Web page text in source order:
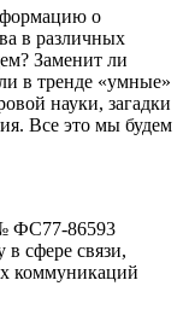
о
в различных
Заменит ли
в тренде «умные»
науки, загадки
Все это мы будем
ФС77-86593
сфере связи,
коммуникаций